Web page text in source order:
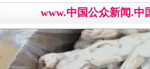
业新闻网.
响 永
www.中国公众新闻.中